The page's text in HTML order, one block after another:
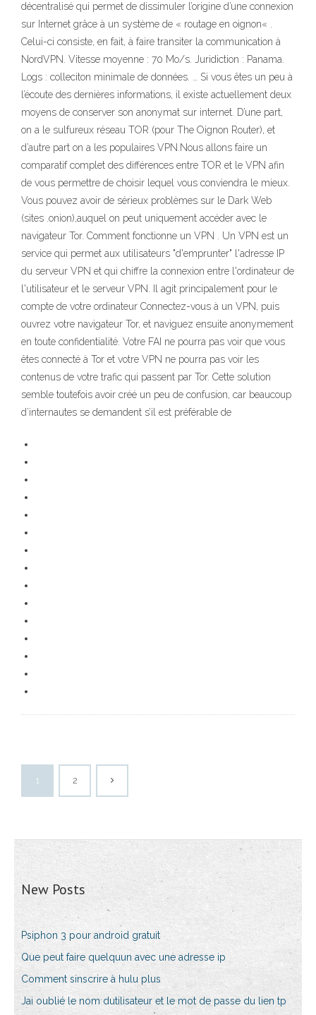
décentralisé qui permet de dissimuler l’origine d’une connexion
sur Internet grâce à un système de « routage en oignon« .
Celui-ci consiste, en fait, à faire transiter la communication à
NordVPN. Vitesse moyenne : 70 Mo/s. Juridiction : Panama.
Logs : colleciton minimale de données. … Si vous êtes un peu à
l’écoute des dernières informations, il existe actuellement deux
moyens de conserver son anonymat sur internet. D’une part,
on a le sulfureux réseau TOR (pour The Oignon Router), et
d’autre part on a les populaires VPN.Nous allons faire un
comparatif complet des différences entre TOR et le VPN afin
de vous permettre de choisir lequel vous conviendra le mieux.
Vous pouvez avoir de sérieux problèmes sur le Dark Web
(sites .onion),auquel on peut uniquement accéder avec le
navigateur Tor. Comment fonctionne un VPN . Un VPN est un
service qui permet aux utilisateurs "d'emprunter" l'adresse IP
du serveur VPN et qui chiffre la connexion entre l'ordinateur de
l'utilisateur et le serveur VPN. Il agit principalement pour le
compte de votre ordinateur Connectez-vous à un VPN, puis
ouvrez votre navigateur Tor, et naviguez ensuite anonymement
en toute confidentialité. Votre FAI ne pourra pas voir que vous
êtes connecté à Tor et votre VPN ne pourra pas voir les
contenus de votre trafic qui passent par Tor. Cette solution
semble toutefois avoir créé un peu de confusion, car beaucoup
d’internautes se demandent s’il est préférable de
1 2
New Posts
Psiphon 3 pour android gratuit
Que peut faire quelquun avec une adresse ip
Comment sinscrire à hulu plus
Jai oublié le nom dutilisateur et le mot de passe du lien tp